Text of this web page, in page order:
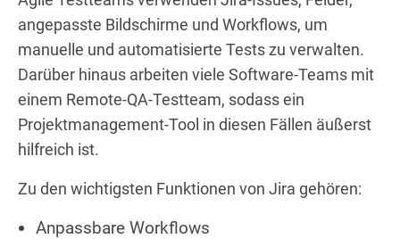
angepasste Bildschirme und Workflows, um
manuelle und automatisierte Tests zu verwalten.
Darüber hinaus arbeiten viele Software-Teams mit
einem Remote-QA-Testteam, sodass ein
Projektmanagement-Tool in diesen Fällen äußerst
hilfreich ist.
Zu den wichtigsten Funktionen von Jira gehören:
Anpassbare Workflows